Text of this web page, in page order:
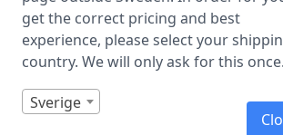
get the correct pricing and best
experience, please select your
country. We will only ask for this once.
Sverige
Filtrera & sortera
Visar 24 produkter av 24 totalt
N-One - Ice Mint